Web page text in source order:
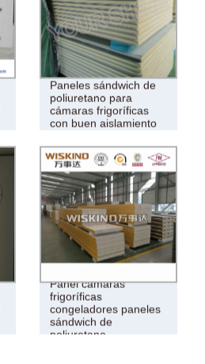
Paneles sándwich de
poliuretano para
cámaras frigoríficas
con buen aislamiento
Panel cámaras
frigoríficas
congeladores paneles
sándwich de
poliuretano